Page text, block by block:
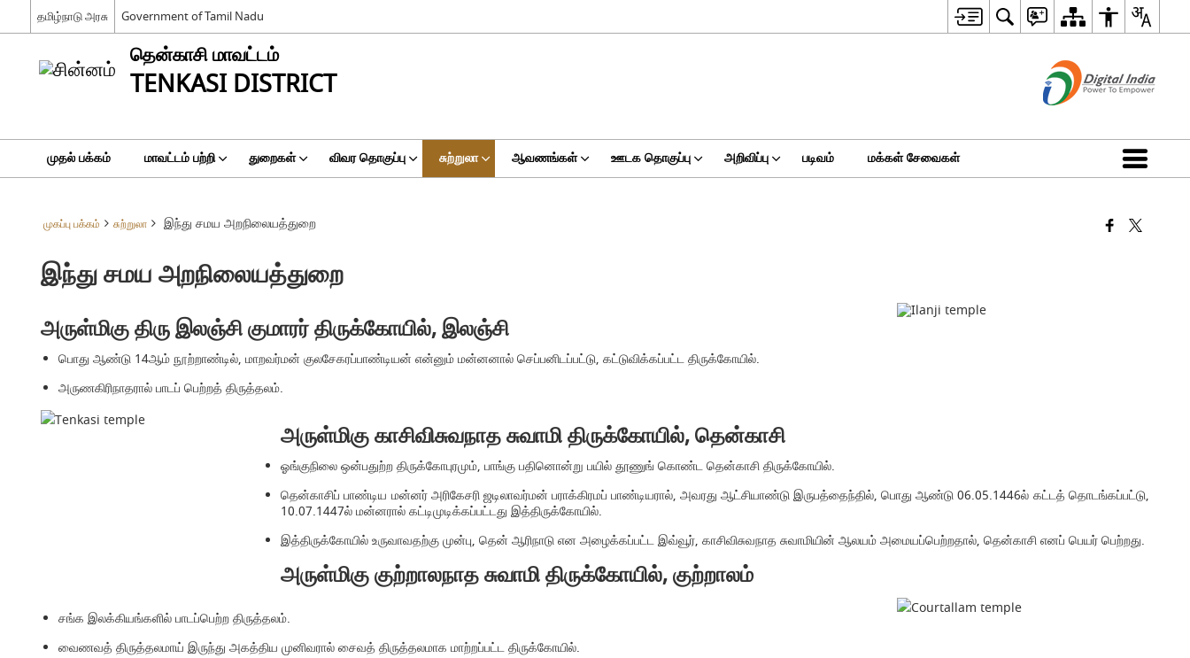
தமிழ்நாடு அரசு Government of Tamil Nadu
தென்காசி மாவட்டம்
TENKASI DISTRICT
முதல் பக்கம் மாவட்டம் பற்றி துறைகள் விவர தொகுப்பு சுற்றுலா ஆவணங்கள் ஊடக தொகுப்பு அறிவிப்பு படிவம் மக்கள் சேவைகள்
முகப்பு பக்கம் சுற்றுலா இந்து சமய அறநிலையத்துறை
இந்து சமய அறநிலையத்துறை
அருள்மிகு திரு இலஞ்சி குமாரர் திருக்கோயில், இலஞ்சி
பொது ஆண்டு 14ஆம் நூற்றாண்டில், மாறவர்மன் குலசேகரப்பாண்டியன் என்னும் மன்னனால் செப்பனிடப்பட்டு, கட்டுவிக்கப்பட்ட திருக்கோயில்.
அருணகிரிநாதரால் பாடப் பெற்றத் திருத்தலம்.
அருள்மிகு காசிவிசுவநாத சுவாமி திருக்கோயில், தென்காசி
ஓங்குநிலை ஒன்பதுற்ற திருக்கோபுரமும், பாங்கு பதினொன்று பயில் தூணுங் கொண்ட தென்காசி திருக்கோயில்.
தென்காசிப் பாண்டிய மன்னர் அரிகேசரி ஜடிலாவர்மன் பராக்கிரமப் பாண்டியரால், அவரது ஆட்சியாண்டு இருபத்தைந்தில், பொது ஆண்டு 06.05.1446ல் கட்டத் தொடங்கப்பட்டு,
10.07.1447ல் மன்னரால் கட்டிமுடிக்கப்பட்டது இத்திருக்கோயில்.
இத்திருக்கோயில் உருவாவதற்கு முன்பு, தென் ஆரிநாடு என அழைக்கப்பட்ட இவ்வூர், காசிவிசுவநாத சுவாமியின் ஆலயம் அமையப்பெற்றதால், தென்காசி எனப் பெயர் பெற்றது.
அருள்மிகு குற்றாலநாத சுவாமி திருக்கோயில், குற்றாலம்
சங்க இலக்கியங்களில் பாடப்பெற்ற திருத்தலம்.
வைணவத் திருத்தலமாய் இருந்து அகத்திய முனிவரால் சைவத் திருத்தலமாக மாற்றப்பட்ட திருக்கோயில்.